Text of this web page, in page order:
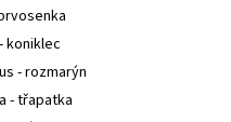
koniklec
- rozmarýn
- třapatka